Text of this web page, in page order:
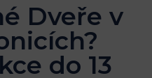
Dveře v
do 13